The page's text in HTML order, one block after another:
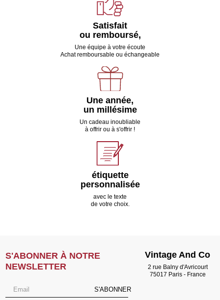
Satisfait
ou remboursé,
Une équipe à votre écoute
Achat remboursable ou échangeable
Une année,
un millésime
Un cadeau inoubliable
à offrir ou à s'offrir !
étiquette
personnalisée
avec le texte
de votre choix.
S'ABONNER À NOTRE
NEWSLETTER
S'ABONNER
Vintage And Co
2 rue Balny d'Avricourt
75017 Paris - France